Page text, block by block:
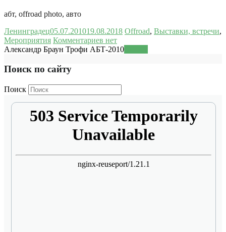
абт, offroad photo, авто
Ленинградец05.07.201019.08.2018 Offroad, Выставки, встречи,
Мероприятия Комментариев нет
Александр Браун Трофи АБТ-2010
Поиск по сайту
Поиск